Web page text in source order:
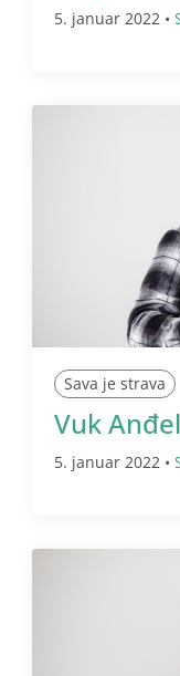
5. januar 2022 •
Sava je strava
Vuk
5. januar 2022 •